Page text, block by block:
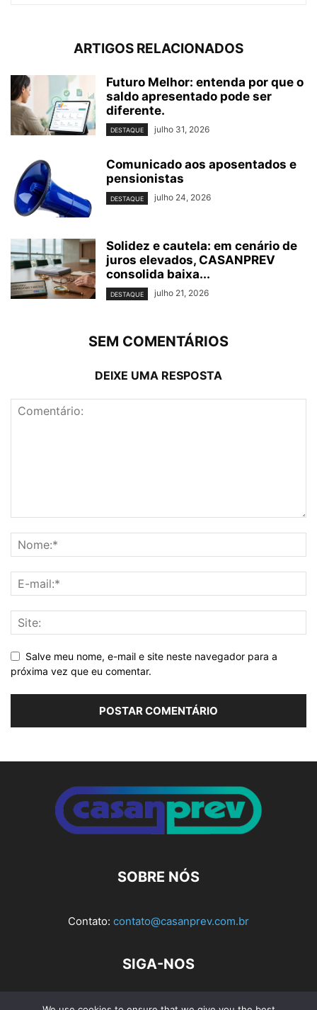
ARTIGOS RELACIONADOS
Futuro Melhor: entenda por que o
saldo apresentado pode ser
diferente.
DESTAQUE julho 31, 2026
Comunicado aos aposentados e
pensionistas
DESTAQUE julho 24, 2026
Solidez e cautela: em cenário de
juros elevados, CASANPREV
consolida baixa...
DESTAQUE julho 21, 2026
SEM COMENTÁRIOS
DEIXE UMA RESPOSTA
Salve meu nome, e-mail e site neste navegador para a
próxima vez que eu comentar.
SOBRE NÓS
Contato: contato@casanprev.com.br
SIGA-NOS